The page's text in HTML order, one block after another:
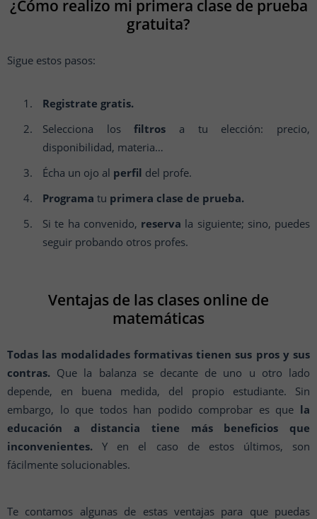
¿Cómo realizo mi primera clase de prueba
gratuita?
Sigue estos pasos:
Registrate gratis.
Selecciona losfiltros a tu elección: precio,
disponibilidad, materia…
Écha un ojo al perfil del profe.
Programa tu primera clase de prueba.
Si te ha convenido, reserva la siguiente; sino, puedes
seguir probando otros profes.
Ventajas de las clases online de
matemáticas
Todas las modalidades formativas tienen sus pros y sus
contras. Que la balanza se decante de uno u otro lado
depende, en buena medida, del propio estudiante. Sin
embargo, lo que todos han podido comprobar es que la
educación a distancia tiene más beneficios que
inconvenientes. Y en el caso de estos últimos, son
fácilmente solucionables.
Te contamos algunas de estas ventajas para que puedas